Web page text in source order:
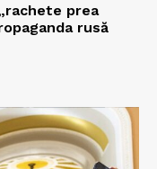
„rachete prea
rusă